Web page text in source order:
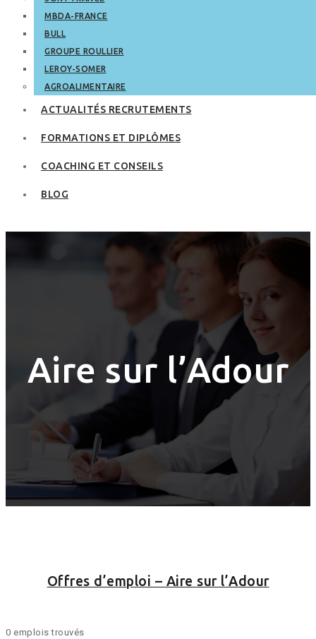
MBDA-FRANCE
BULL
GROUPE ROULLIER
LEROY-SOMER
AGROALIMENTAIRE
ACTUALITÉS RECRUTEMENTS
FORMATIONS ET DIPLÔMES
COACHING ET CONSEILS
BLOG
Aire sur l’Adour
Offres d’emploi – Aire sur l’Adour
0 emplois trouvés